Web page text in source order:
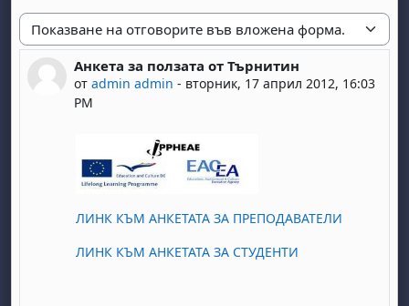
Начин на показване
Анкета за ползата от Търнитин
от admin admin - вторник, 17 април 2012, 16:03
PM
Number of replies: 0
ЛИНК КЪМ АНКЕТАТА ЗА ПРЕПОДАВАТЕЛИ
ЛИНК КЪМ АНКЕТАТА ЗА СТУДЕНТИ